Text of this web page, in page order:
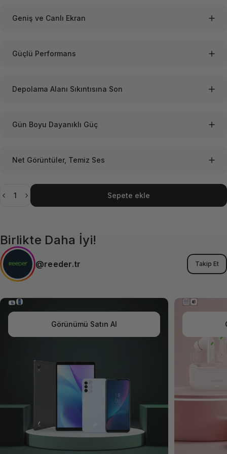
Geniş ve Canlı Ekran
Güçlü Performans
Depolama Alanı Sıkıntısına Son
Gün Boyu Dayanıklı Güç
Net Görüntüler, Temiz Ses
Sepete ekle
Birlikte Daha İyi!
@reeder.tr Takip Et
Görünümü Satın Al